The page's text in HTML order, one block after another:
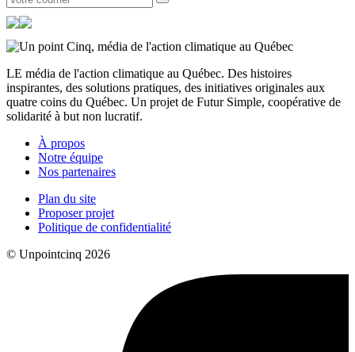
LE média de l'action climatique au Québec. Des histoires
inspirantes, des solutions pratiques, des initiatives originales aux
quatre coins du Québec. Un projet de Futur Simple, coopérative de
solidarité à but non lucratif.
À propos
Notre équipe
Nos partenaires
Plan du site
Proposer projet
Politique de confidentialité
© Unpointcinq 2026